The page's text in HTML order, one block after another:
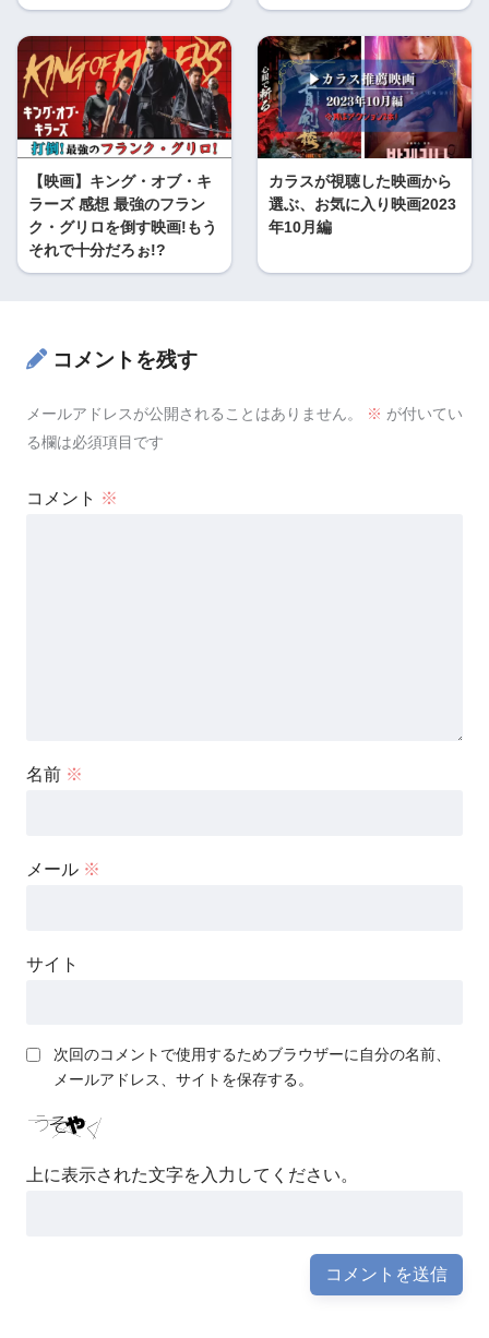
【映画】キング・オブ・キ
ラーズ 感想 最強のフラン
ク・グリロを倒す映画!もう
それで十分だろぉ!?
カラスが視聴した映画から
選ぶ、お気に入り映画2023
年10月編
コメントを残す
メールアドレスが公開されることはありません。 ※ が付いてい
る欄は必須項目です
コメント ※
名前 ※
メール ※
サイト
次回のコメントで使用するためブラウザーに自分の名前、
メールアドレス、サイトを保存する。
上に表示された文字を入力してください。